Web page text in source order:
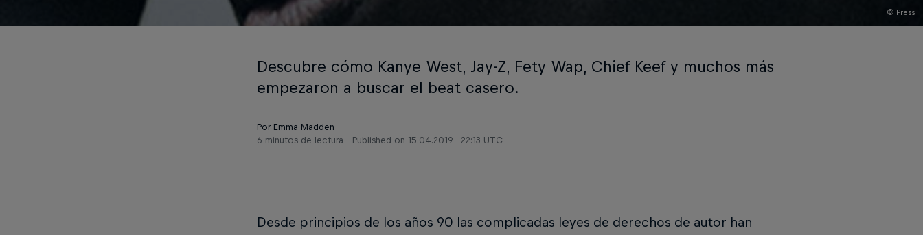
© Press
Descubre cómo Kanye West, Jay-Z, Fety Wap, Chief Keef y muchos más
empezaron a buscar el beat casero.
Por Emma Madden
6 minutos de lectura
Published on 15.04.2019 · 22:13 UTC
Desde principios de los años 90 las complicadas leyes de derechos de autor han